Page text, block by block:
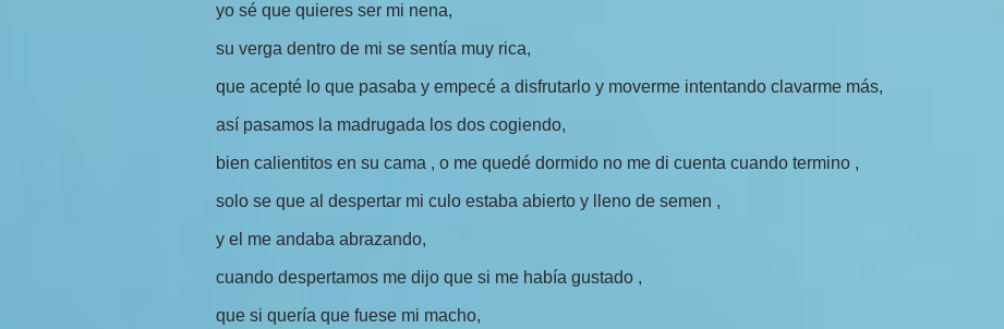
yo sé que quieres ser mi nena,
su verga dentro de mi se sentía muy rica,
que acepté lo que pasaba y empecé a disfrutarlo y moverme intentando clavarme más,
así pasamos la madrugada los dos cogiendo,
bien calientitos en su cama , o me quedé dormido no me di cuenta cuando termino ,
solo se que al despertar mi culo estaba abierto y lleno de semen ,
y el me andaba abrazando,
cuando despertamos me dijo que si me había gustado ,
que si quería que fuese mi macho,